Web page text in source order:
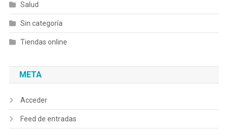
Salud
Sin categoría
Tiendas online
META
Acceder
Feed de entradas